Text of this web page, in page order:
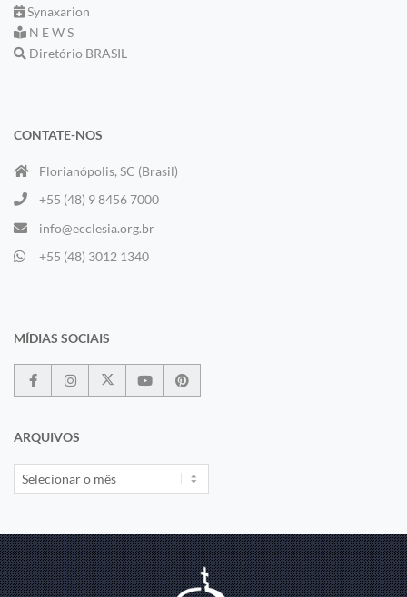
Synaxarion
N E W S
Diretório BRASIL
CONTATE-NOS
Florianópolis, SC (Brasil)
+55 (48) 9 8456 7000
info@ecclesia.org.br
+55 (48) 3012 1340
MÍDIAS SOCIAIS
ARQUIVOS